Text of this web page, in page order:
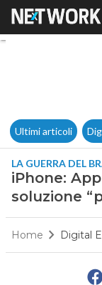
Ultimi articoli
LA GUERRA DEL
iPhone:
soluzione
Home Digital